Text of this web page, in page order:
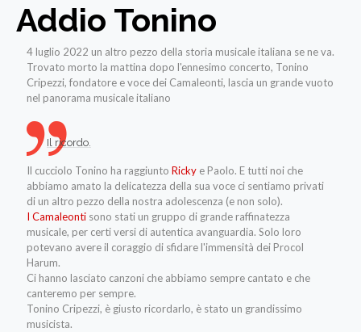
Addio Tonino
4 luglio 2022 un altro pezzo della storia musicale italiana se ne va.
Trovato morto la mattina dopo l'ennesimo concerto, Tonino
Cripezzi, fondatore e voce dei Camaleonti, lascia un grande vuoto
nel panorama musicale italiano
Il ricordo.
Il cucciolo Tonino ha raggiunto Ricky e Paolo. E tutti noi che
abbiamo amato la delicatezza della sua voce ci sentiamo privati
di un altro pezzo della nostra adolescenza (e non solo).
I Camaleonti sono stati un gruppo di grande raffinatezza
musicale, per certi versi di autentica avanguardia. Solo loro
potevano avere il coraggio di sfidare l'immensità dei Procol
Harum.
Ci hanno lasciato canzoni che abbiamo sempre cantato e che
canteremo per sempre.
Tonino Cripezzi, è giusto ricordarlo, è stato un grandissimo
musicista.